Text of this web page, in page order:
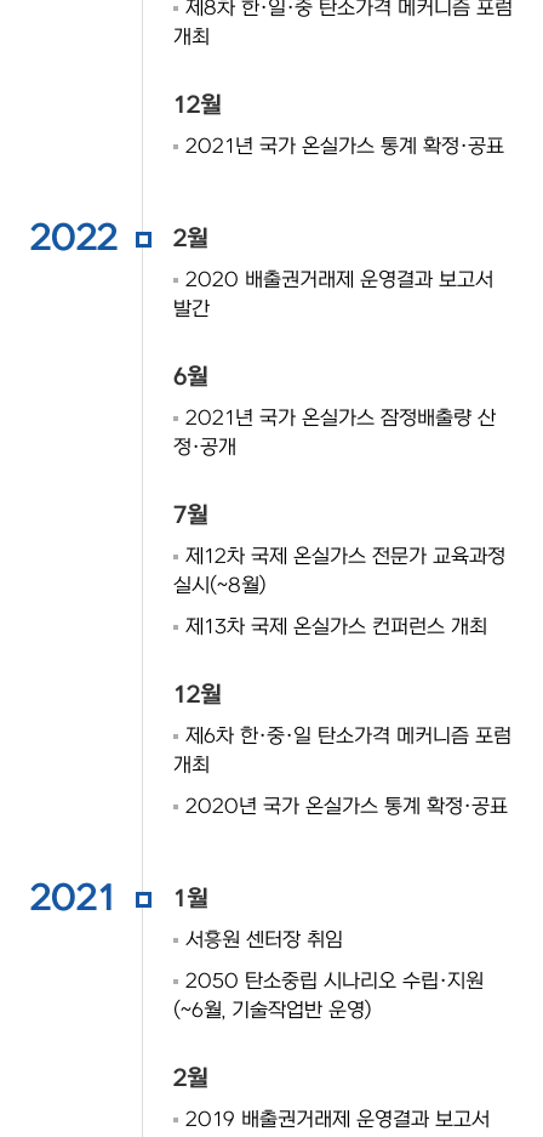
제8차 한·일·중 탄소가격 메커니즘 포럼
개최
12월
2021년 국가 온실가스 통계 확정·공표
2022 2월
2020 배출권거래제 운영결과 보고서
발간
6월
2021년 국가 온실가스 잠정배출량 산
정·공개
7월
제12차 국제 온실가스 전문가 교육과정
실시(~8월)
제13차 국제 온실가스 컨퍼런스 개최
12월
제6차 한·중·일 탄소가격 메커니즘 포럼
개최
2020년 국가 온실가스 통계 확정·공표
2021 1월
서흥원 센터장 취임
2050 탄소중립 시나리오 수립·지원
(~6월, 기술작업반 운영)
2월
2019 배출권거래제 운영결과 보고서